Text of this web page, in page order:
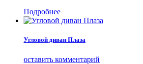
Подробнее
Угловой диван Плаза
оставить комментарий